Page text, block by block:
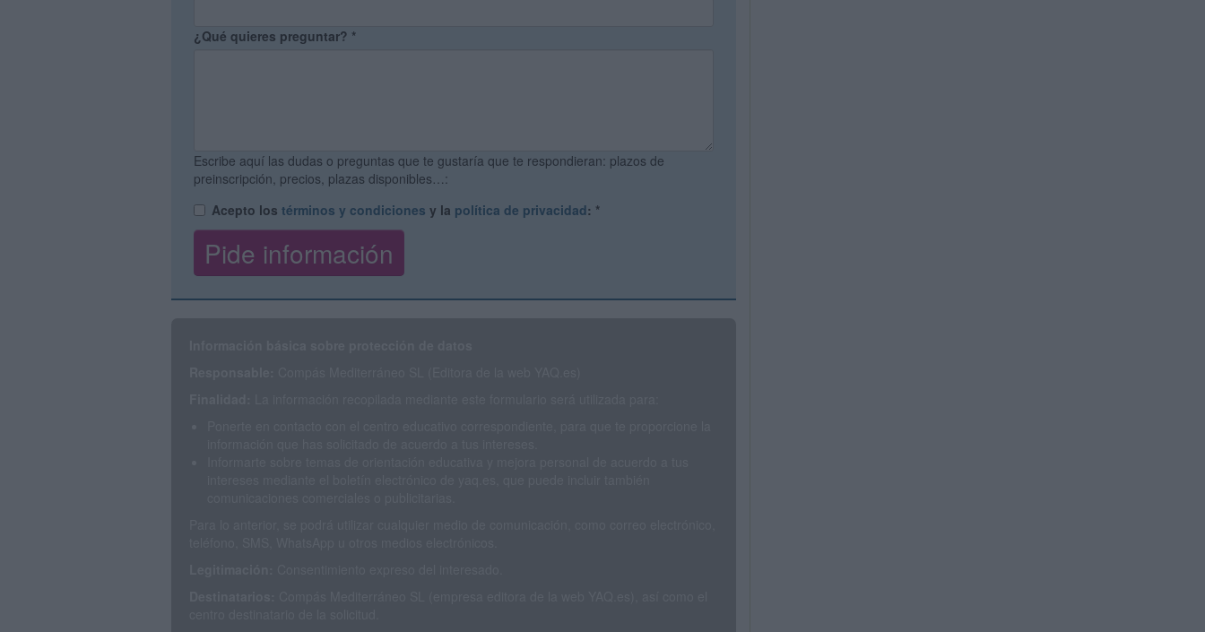
¿Qué quieres preguntar? *
Escribe aquí las dudas o preguntas que te gustaría que te respondieran: plazos de
preinscripción, precios, plazas disponibles…:
Acepto los términos y condiciones y la política de privacidad: *